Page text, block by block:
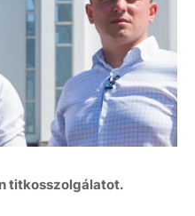
titkosszolgálatot.